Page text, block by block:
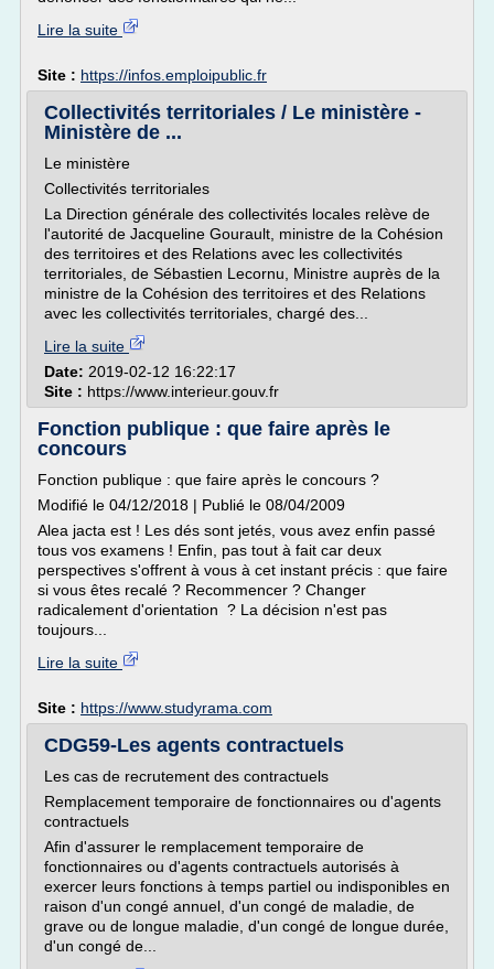
Lire la suite
Site : https://infos.emploipublic.fr
Collectivités territoriales / Le ministère -
Ministère de ...
Le ministère
Collectivités territoriales
La Direction générale des collectivités locales relève de
l'autorité de Jacqueline Gourault, ministre de la Cohésion
des territoires et des Relations avec les collectivités
territoriales, de Sébastien Lecornu, Ministre auprès de la
ministre de la Cohésion des territoires et des Relations
avec les collectivités territoriales, chargé des...
Lire la suite
Date: 2019-02-12 16:22:17
Site : https://www.interieur.gouv.fr
Fonction publique : que faire après le
concours
Fonction publique : que faire après le concours ?
Modifié le 04/12/2018 | Publié le 08/04/2009
Alea jacta est ! Les dés sont jetés, vous avez enfin passé
tous vos examens ! Enfin, pas tout à fait car deux
perspectives s'offrent à vous à cet instant précis : que faire
si vous êtes recalé ? Recommencer ? Changer
radicalement d'orientation ? La décision n'est pas
toujours...
Lire la suite
Site : https://www.studyrama.com
CDG59-Les agents contractuels
Les cas de recrutement des contractuels
Remplacement temporaire de fonctionnaires ou d'agents
contractuels
Afin d'assurer le remplacement temporaire de
fonctionnaires ou d'agents contractuels autorisés à
exercer leurs fonctions à temps partiel ou indisponibles en
raison d'un congé annuel, d'un congé de maladie, de
grave ou de longue maladie, d'un congé de longue durée,
d'un congé de...